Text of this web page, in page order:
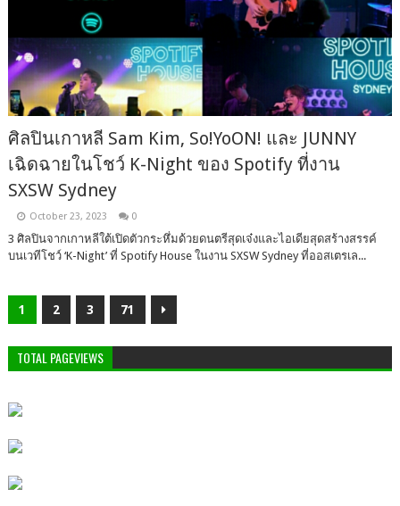
ศิลปินเกาหลี Sam Kim, So!YoON! และ JUNNY
เฉิดฉายในโชว์ K-Night ของ Spotify ที่งาน
SXSW Sydney
October 23, 2023 0
3 ศิลปินจากเกาหลีใต้เปิดตัวกระหึ่มด้วยดนตรีสุดเจ๋งและไอเดียสุดสร้างสรรค์
บนเวทีโชว์ ‘K-Night’ ที่ Spotify House ในงาน SXSW Sydney ที่ออสเตรเล...
1 2 3 71
TOTAL PAGEVIEWS